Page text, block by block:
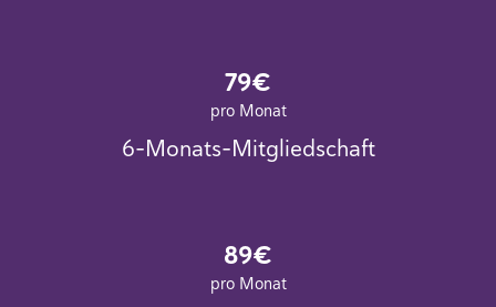
79€
pro Monat
6-Monats-Mitgliedschaft
89€
pro Monat